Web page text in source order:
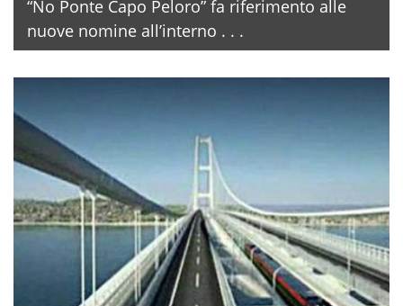
“No Ponte Capo Peloro” fa riferimento alle
nuove nomine all’interno . . .